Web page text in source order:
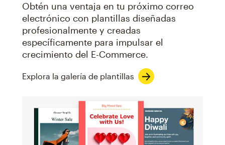
Obtén una ventaja en tu próximo correo
electrónico con plantillas diseñadas
profesionalmente y creadas
específicamente para impulsar el
crecimiento del E-Commerce.
Explora la galería de plantillas